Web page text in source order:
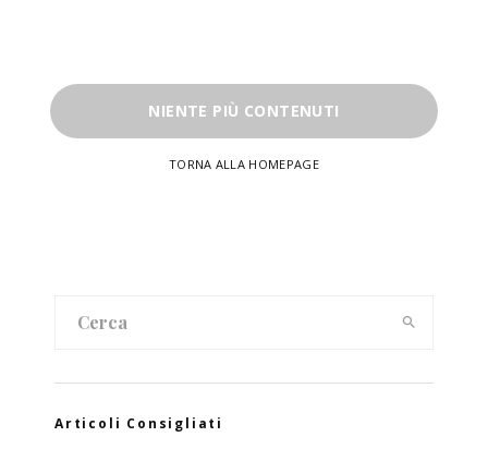
NIENTE PIÙ CONTENUTI
TORNA ALLA HOMEPAGE
Articoli Consigliati